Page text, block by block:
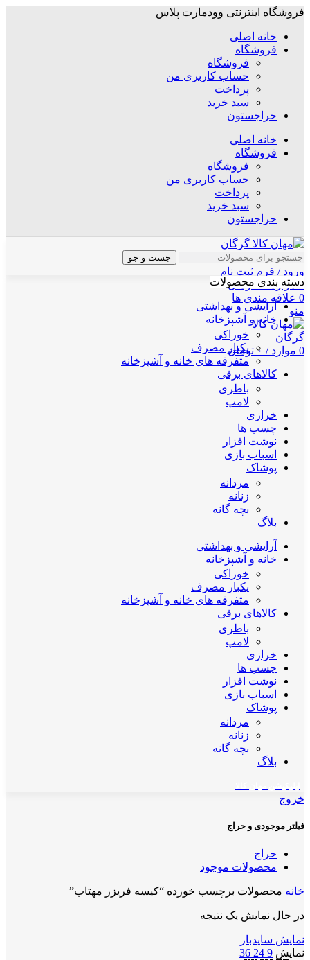
فروشگاه اینترنتی وودمارت پلاس
خانه اصلی
فروشگاه
فروشگاه
حساب کاربری من
پرداخت
سبد خرید
حراجستون
خانه اصلی
فروشگاه
فروشگاه
حساب کاربری من
پرداخت
سبد خرید
حراجستون
جست و جو
ورود / فرم ثبت نام
0 موارد / ۰ تومان
0 علاقه مندی ها
منو
0 موارد / ۰ تومان
دسته بندی محصولات
آرایشی و بهداشتی
خانه و آشپزخانه
خوراکی
یکبار مصرف
متفرقه های خانه و آشپزخانه
کالاهای برقی
باطری
لامپ
خرازی
چسب ها
نوشت افزار
اسباب بازی
پوشاک
مردانه
زنانه
بچه گانه
بلاگ
آرایشی و بهداشتی
خانه و آشپزخانه
خوراکی
یکبار مصرف
متفرقه های خانه و آشپزخانه
کالاهای برقی
باطری
لامپ
خرازی
چسب ها
نوشت افزار
اسباب بازی
پوشاک
مردانه
زنانه
بچه گانه
بلاگ
خروج
فیلتر موجودی و حراج
حراج
محصولات موجود
خانه محصولات برچسب خورده “کیسه فریزر مهتاب”
در حال نمایش یک نتیجه
نمایش سایدبار
نمایش 9
24
36